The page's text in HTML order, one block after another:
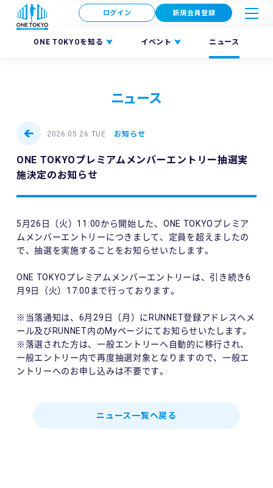
ONE TOKYOを知る イベント ニュース
ログイン 新規会員登録
ニュース
2026.05.26.TUE お知らせ
ONE TOKYOプレミアムメンバーエントリー抽選実
施決定のお知らせ
5月26日（火）11:00から開始した、ONE TOKYOプレミア
ムメンバーエントリーにつきまして、定員を超えましたの
で、抽選を実施することをお知らせいたします。
ONE TOKYOプレミアムメンバーエントリーは、引き続き6
月9日（火）17:00まで行っております。
※当落通知は、6月29日（月）にRUNNET登録アドレスへメ
ール及びRUNNET内のMyページにてお知らせいたします。
※落選された方は、一般エントリーへ自動的に移行され、
一般エントリー内で再度抽選対象となりますので、一般エ
ントリーへのお申し込みは不要です。
ニュース一覧へ戻る